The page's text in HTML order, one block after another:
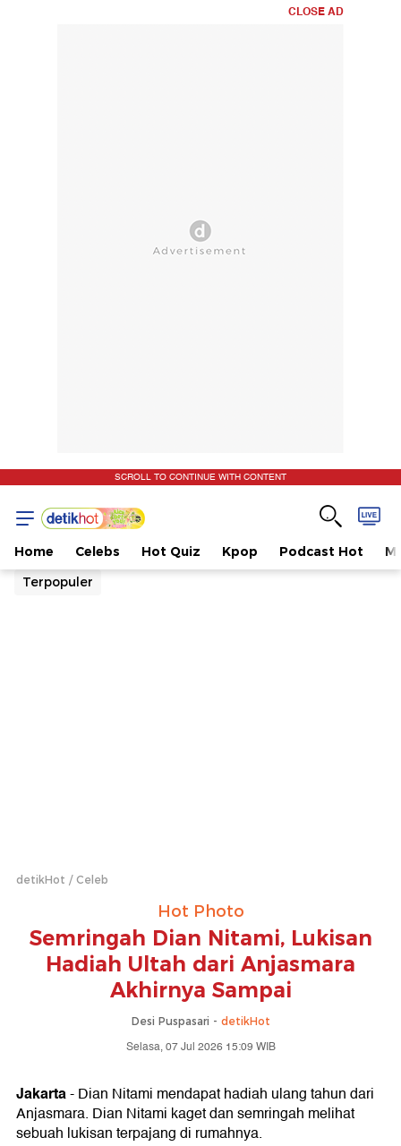
CLOSE AD
SCROLL TO CONTINUE WITH CONTENT
Home Celebs Hot Quiz Kpop Podcast Hot
Terpopuler
detikHot Celeb
Hot Photo
Semringah Dian Nitami, Lukisan
Hadiah Ultah dari Anjasmara
Akhirnya Sampai
Desi Puspasari - detikHot
Selasa, 07 Jul 2026 15:09 WIB
Jakarta- Dian Nitami mendapat hadiah ulang tahun dari
Anjasmara. Dian Nitami kaget dan semringah melihat
sebuah lukisan terpajang di rumahnya.